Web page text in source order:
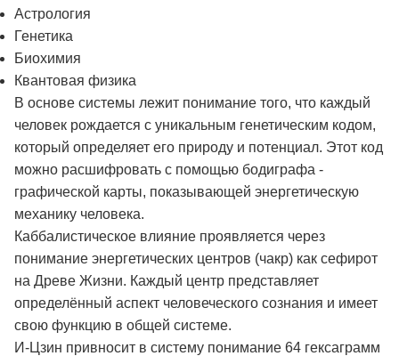
Астрология
Генетика
Биохимия
Квантовая физика
В основе системы лежит понимание того, что каждый
человек рождается с уникальным генетическим кодом,
который определяет его природу и потенциал. Этот код
можно расшифровать с помощью бодиграфа -
графической карты, показывающей энергетическую
механику человека.
Каббалистическое влияние проявляется через
понимание энергетических центров (чакр) как сефирот
на Древе Жизни. Каждый центр представляет
определённый аспект человеческого сознания и имеет
свою функцию в общей системе.
И-Цзин привносит в систему понимание 64 гексаграмм